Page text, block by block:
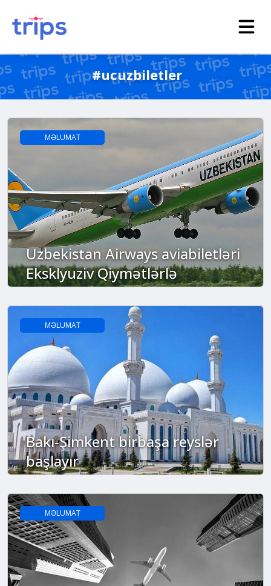
#ucuzbiletler
MƏLUMAT
Uzbekistan Airways aviabiletləri
Eksklyuziv Qiymətlərlə
MƏLUMAT
Bakı-Şimkent birbaşa reyslər
başlayır
MƏLUMAT